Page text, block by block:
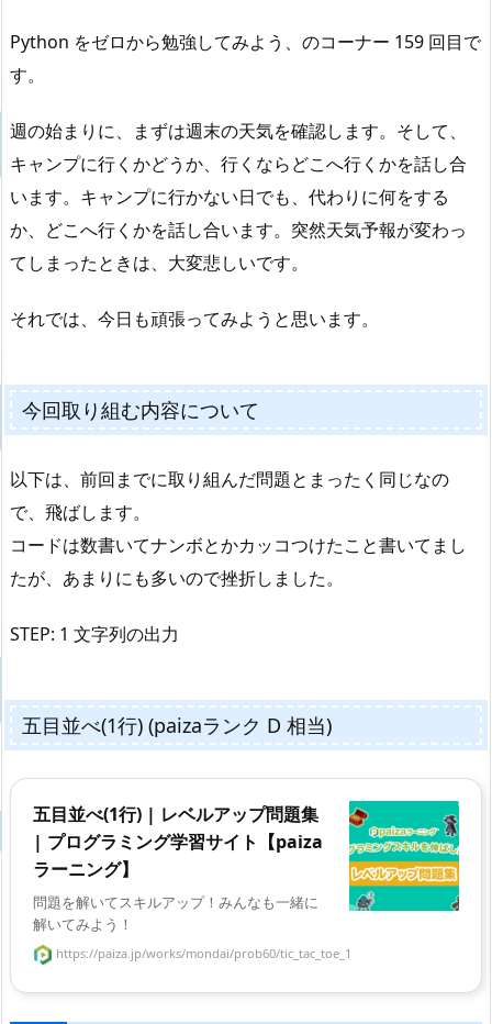
Python をゼロから勉強してみよう、のコーナー 159 回目で
す。
週の始まりに、まずは週末の天気を確認します。そして、
キャンプに行くかどうか、行くならどこへ行くかを話し合
います。キャンプに行かない日でも、代わりに何をする
か、どこへ行くかを話し合います。突然天気予報が変わっ
てしまったときは、大変悲しいです。
それでは、今日も頑張ってみようと思います。
今回取り組む内容について
以下は、前回までに取り組んだ問題とまったく同じなの
で、飛ばします。
コードは数書いてナンボとかカッコつけたこと書いてまし
たが、あまりにも多いので挫折しました。
STEP: 1 文字列の出力
五目並べ(1行) (paizaランク D 相当)
五目並べ(1行) | レベルアップ問題集
| プログラミング学習サイト【paiza
ラーニング】
問題を解いてスキルアップ！みんなも一緒に
解いてみよう！
https://paiza.jp/works/mondai/prob60/tic_tac_toe_1